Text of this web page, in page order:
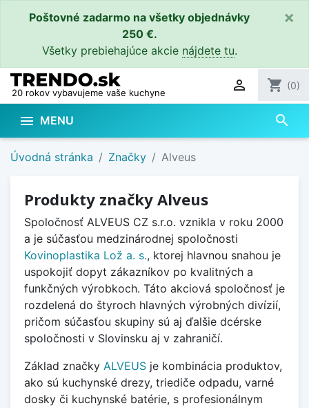
Poštovné zadarmo na všetky objednávky
250 €.
Všetky prebiehajúce akcie nájdete tu.
×
20 rokov vybavujeme vaše kuchyne  shopping_cart (0)
 MENU search
Úvodná stránka Značky Alveus
Produkty značky Alveus
Spoločnosť ALVEUS CZ s.r.o. vznikla v roku 2000
a je súčasťou medzinárodnej spoločnosti
Kovinoplastika Lož a. s., ktorej hlavnou snahou je
uspokojiť dopyt zákazníkov po kvalitných a
funkčných výrobkoch. Táto akciová spoločnosť je
rozdelená do štyroch hlavných výrobných divízií,
pričom súčasťou skupiny sú aj ďalšie dcérske
spoločnosti v Slovinsku aj v zahraničí.
Základ značky ALVEUS je kombinácia produktov,
ako sú kuchynské drezy, triediče odpadu, varné
dosky či kuchynské batérie, s profesionálnym